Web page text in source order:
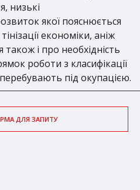
низькі
якої пояснюється
економіки, аніж
і про необхідність
роботи з класифікації
під окупацією.
ДЛЯ ЗАПИТУ